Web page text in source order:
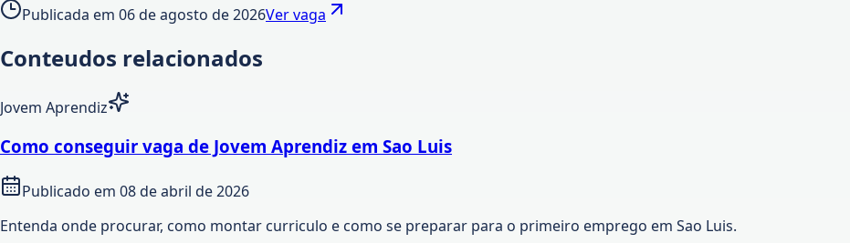
Publicada em 06 de agosto de 2026Ver vaga
Conteudos relacionados
Jovem Aprendiz
Como conseguir vaga de Jovem Aprendiz em Sao Luis
Publicado em 08 de abril de 2026
Entenda onde procurar, como montar curriculo e como se preparar para o primeiro emprego em Sao Luis.